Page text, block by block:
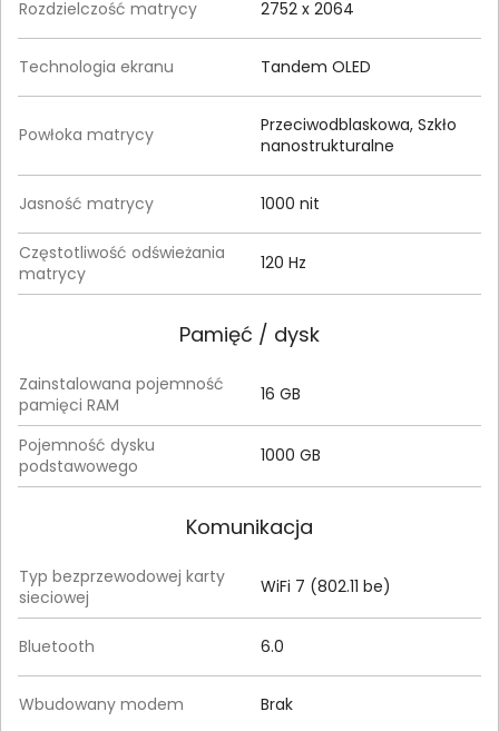
Rozdzielczość matrycy 2752 x 2064
Technologia ekranu Tandem OLED
Powłoka matrycy
Przeciwodblaskowa, Szkło
nanostrukturalne
Jasność matrycy 1000 nit
Częstotliwość odświeżania
matrycy
120 Hz
Pamięć / dysk
Zainstalowana pojemność
pamięci RAM
16 GB
Pojemność dysku
podstawowego
1000 GB
Komunikacja
Typ bezprzewodowej karty
sieciowej
WiFi 7 (802.11 be)
Bluetooth 6.0
Wbudowany modem Brak